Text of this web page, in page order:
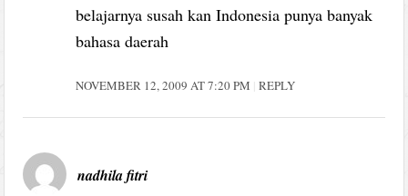
belajarnya susah kan Indonesia punya banyak
bahasa daerah
NOVEMBER 12, 2009 AT 7:20 PM REPLY
nadhila fitri